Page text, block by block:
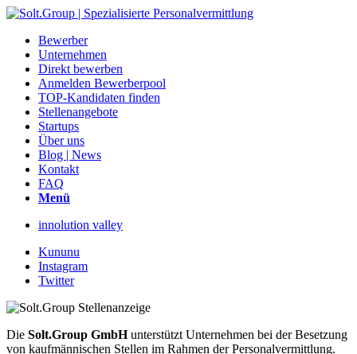
Bewerber
Unternehmen
Direkt bewerben
Anmelden Bewerberpool
TOP-Kandidaten finden
Stellenangebote
Startups
Über uns
Blog | News
Kontakt
FAQ
Menü
innolution valley
Kununu
Instagram
Twitter
Die Solt.Group GmbHunterstützt Unternehmen bei der Besetzung
von kaufmännischen Stellen im Rahmen der Personalvermittlung.